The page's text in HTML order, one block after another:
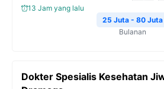
13 Jam yang lalu
25 Juta - 80 Juta
Bulanan
Dokter Spesialis Kesehatan